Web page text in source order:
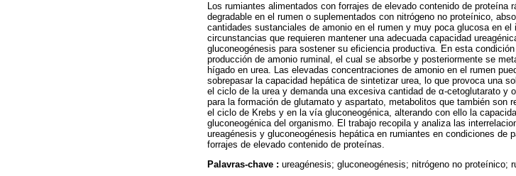
Los rumiantes alimentados con forrajes de elevado contenido de proteína
degradable en el rumen o suplementados con nitrógeno no proteínico,
cantidades sustanciales de amonio en el rumen y muy poca glucosa en el
circunstancias que requieren mantener una adecuada capacidad
gluconeogénesis para sostener su eficiencia productiva. En esta
producción de amonio ruminal, el cual se absorbe y posteriormente se
hígado en urea. Las elevadas concentraciones de amonio en el rumen
sobrepasar la capacidad hepática de sintetizar urea, lo que provoca una
el ciclo de la urea y demanda una excesiva cantidad de α-cetoglutarato y
para la formación de glutamato y aspartato, metabolitos que también son
el ciclo de Krebs y en la vía gluconeogénica, alterando con ello la
gluconeogénica del organismo. El trabajo recopila y analiza las
ureagénesis y gluconeogénesis hepática en rumiantes en condiciones de
forrajes de elevado contenido de proteínas.
Palavras-chave : ureagénesis; gluconeogénesis; nitrógeno no proteínico;